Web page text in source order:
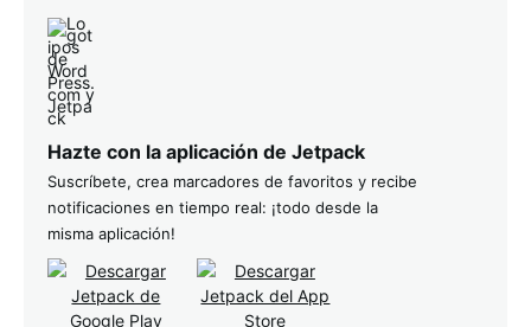
Hazte con la aplicación de Jetpack
Suscríbete, crea marcadores de favoritos y recibe
notificaciones en tiempo real: ¡todo desde la
misma aplicación!